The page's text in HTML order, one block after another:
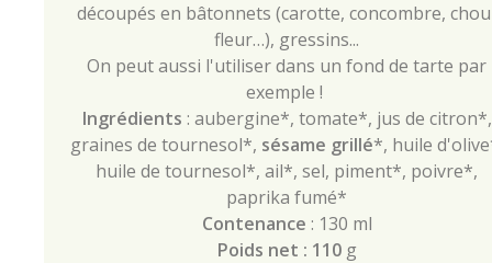
découpés en bâtonnets (carotte, concombre,
fleur…), gressins...
On peut aussi l'utiliser dans un fond de tarte par
exemple !
Ingrédients : aubergine*, tomate*, jus de citron*,
graines de tournesol*, sésame grillé*, huile
huile de tournesol*, ail*, sel, piment*, poivre*,
paprika fumé*
Contenance : 130 ml
Poids net : 110g